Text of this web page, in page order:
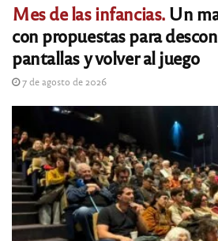
Mes de las infancias.Un
con propuestas para
pantallas y volver al juego
7 de agosto de 2026